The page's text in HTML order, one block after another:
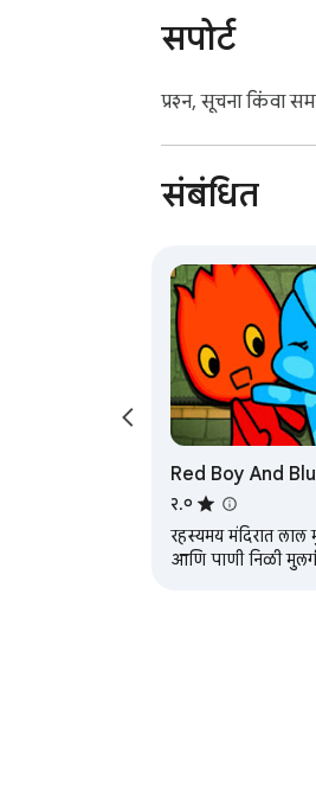
सपोर्ट
प्रश्न, सूचना किंवा
संबंधित
Red Boy And
Online Game
२.०
रहस्यमय मंदिरात
आणि पाणी निळी